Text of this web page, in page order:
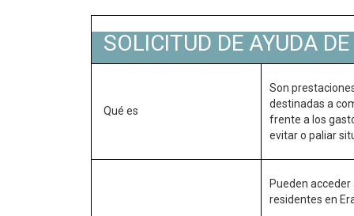
SOLICITUD DE AYUDA
Qué es
Son
destinadas a
frente a los
evitar o paliar
Pueden
residentes en